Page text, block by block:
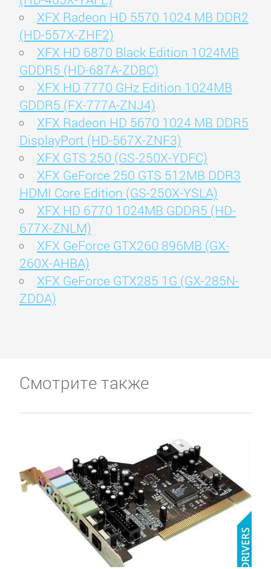
XFX Radeon HD 5570 1024 MB DDR2
(HD-557X-ZHF2)
XFX HD 6870 Black Edition 1024MB
GDDR5 (HD-687A-ZDBC)
XFX HD 7770 GHz Edition 1024MB
GDDR5 (FX-777A-ZNJ4)
XFX Radeon HD 5670 1024 MB DDR5
DisplayPort (HD-567X-ZNF3)
XFX GTS 250 (GS-250X-YDFC)
XFX GeForce 250 GTS 512MB DDR3
HDMI Core Edition (GS-250X-YSLA)
XFX HD 6770 1024MB GDDR5 (HD-
677X-ZNLM)
XFX GeForce GTX260 896MB (GX-
260X-AHBA)
XFX GeForce GTX285 1G (GX-285N-
ZDDA)
Смотрите также